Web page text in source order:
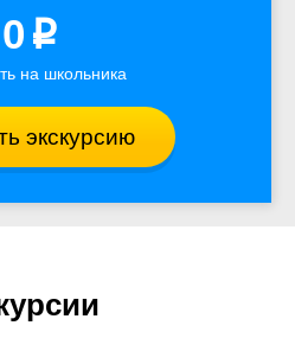
0 p
на школьника
экскурсию